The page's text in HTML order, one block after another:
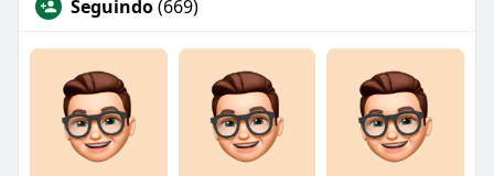
Seguindo(669)